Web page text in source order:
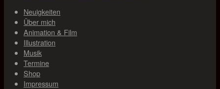
Neuigkeiten
Über mich
Animation & Film
Illustration
Musik
Termine
Shop
Impressum